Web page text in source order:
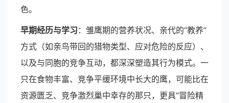
色。
早期经历与学习 ：雏鹰期的营养状况、亲代的“教养”
方式（如亲鸟带回的猎物类型、应对危险的反应）、
以及与同胞的竞争互动，都深深塑造其行为模式。一
只在食物丰富、竞争平缓环境中长大的鹰，可能比在
资源匮乏、竞争激烈巢中幸存的那只，更具“冒险精